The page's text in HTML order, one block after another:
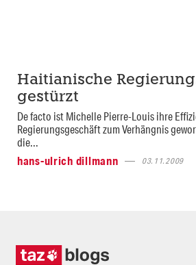
Haitianische
gestürzt
De facto ist Michelle Pierre-Louis ihre
Regierungsgeschäft zum Verhängnis
die...
hans-ulrich dillmann
03.11.2009